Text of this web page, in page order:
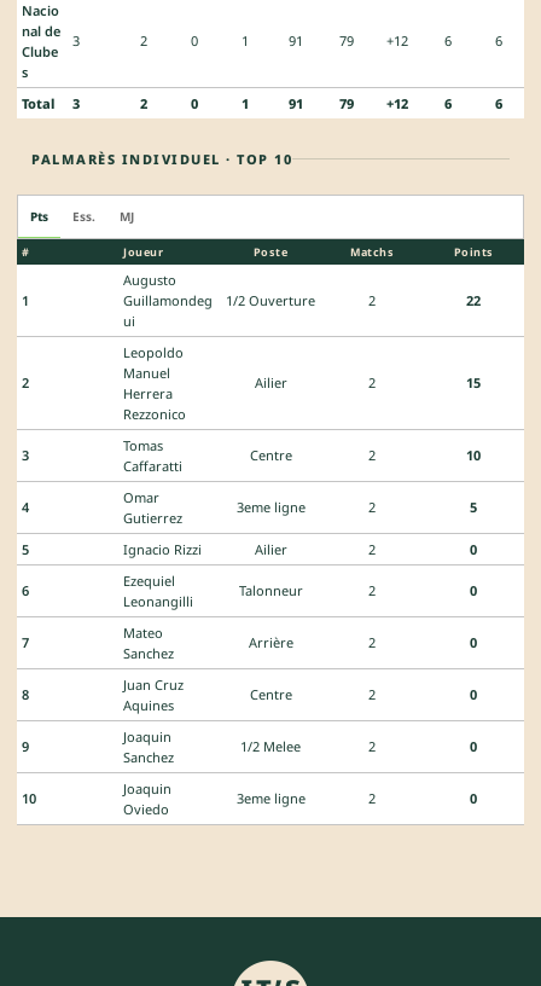
Nacio
nal de
Clube
s
3 2 0 1 91 79 +12 6 6
Total 3 2 0 1 91 79 +12 6 6
PALMARÈS INDIVIDUEL · TOP 10
Pts Ess. MJ
# Joueur Poste Matchs Points
1
Augusto
Guillamondeg
ui
1/2 Ouverture 2 22
2
Leopoldo
Manuel
Herrera
Rezzonico
Ailier 2 15
3
Tomas
Caffaratti
Centre 2 10
4
Omar
Gutierrez
3eme ligne 2 5
5 Ignacio Rizzi Ailier 2 0
6
Ezequiel
Leonangilli
Talonneur 2 0
7
Mateo
Sanchez
Arrière 2 0
8
Juan Cruz
Aquines
Centre 2 0
9
Joaquin
Sanchez
1/2 Melee 2 0
10
Joaquin
Oviedo
3eme ligne 2 0